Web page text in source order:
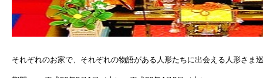
それぞれのお家で、それぞれの物語がある人形たちに出会える人形さま